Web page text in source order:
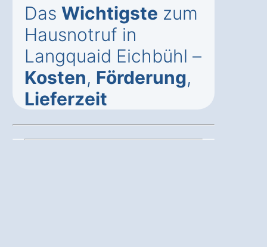
Das Wichtigste zum
Hausnotruf in
Langquaid Eichbühl –
Kosten, Förderung,
Lieferzeit